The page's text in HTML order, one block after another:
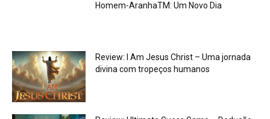
Homem-AranhaTM: Um Novo Dia
Review: I Am Jesus Christ – Uma jornada
divina com tropeços humanos